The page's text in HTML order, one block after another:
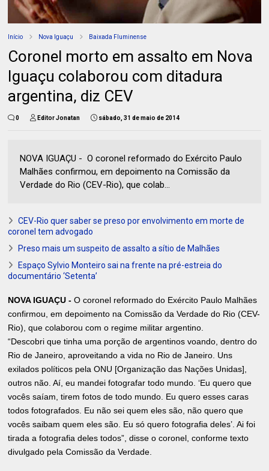
Início Nova Iguaçu Baixada Fluminense
Coronel morto em assalto em Nova
Iguaçu colaborou com ditadura
argentina, diz CEV
0 Editor Jonatan sábado, 31 de maio de 2014
NOVA IGUAÇU - O coronel reformado do Exército Paulo
Malhães confirmou, em depoimento na Comissão da
Verdade do Rio (CEV-Rio), que colab...
CEV-Rio quer saber se preso por envolvimento em morte de
coronel tem advogado
Preso mais um suspeito de assalto a sítio de Malhães
Espaço Sylvio Monteiro sai na frente na pré-estreia do
documentário ‘Setenta’
NOVA IGUAÇU -O coronel reformado do Exército Paulo Malhães
confirmou, em depoimento na Comissão da Verdade do Rio (CEV-
Rio), que colaborou com o regime militar argentino.
“Descobri que tinha uma porção de argentinos voando, dentro do
Rio de Janeiro, aproveitando a vida no Rio de Janeiro. Uns
exilados políticos pela ONU [Organização das Nações Unidas],
outros não. Aí, eu mandei fotografar todo mundo. ‘Eu quero que
vocês saíam, tirem fotos de todo mundo. Eu quero esses caras
todos fotografados. Eu não sei quem eles são, não quero que
vocês saibam quem eles são. Eu só quero fotografia deles’. Ai foi
tirada a fotografia deles todos”, disse o coronel, conforme texto
divulgado pela Comissão da Verdade.